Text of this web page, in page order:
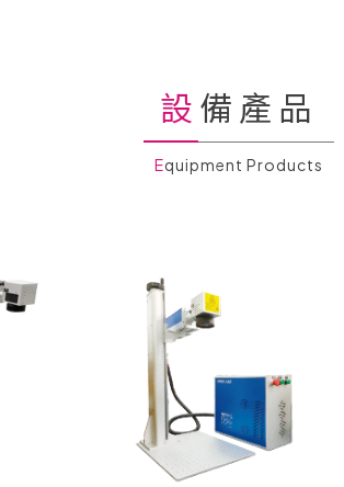
設備產品
Equipment Products